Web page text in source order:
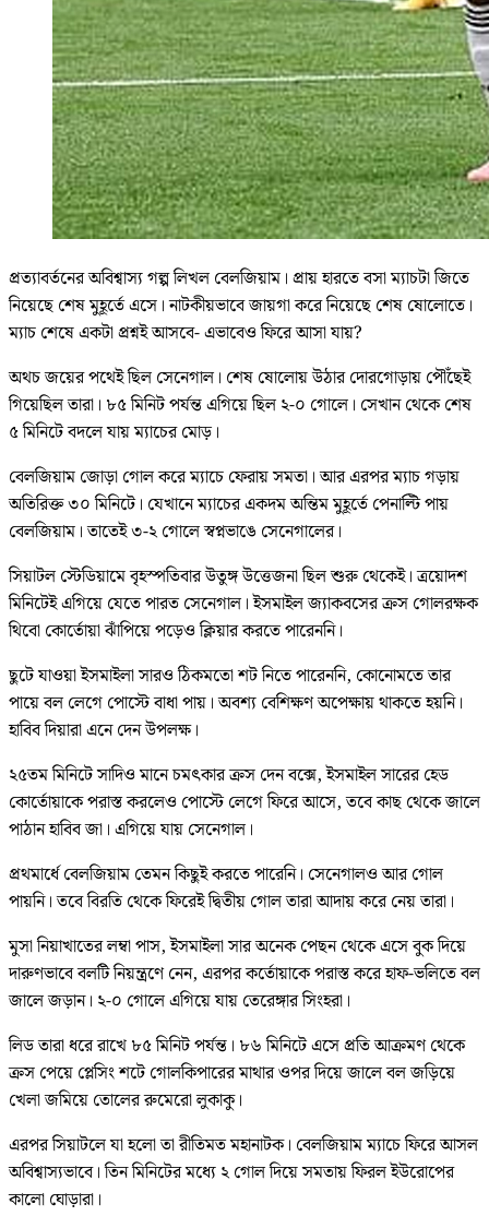
প্রত্যাবর্তনের অবিশ্বাস্য গল্প লিখল বেলজিয়াম। প্রায় হারতে বসা ম্যাচটা জিতে
নিয়েছে শেষ মুহূর্তে এসে। নাটকীয়ভাবে জায়গা করে নিয়েছে শেষ ষোলোতে।
ম্যাচ শেষে একটা প্রশ্নই আসবে- এভাবেও ফিরে আসা যায়?
অথচ জয়ের পথেই ছিল সেনেগাল। শেষ ষোলোয় উঠার দোরগোড়ায় পৌঁছেই
গিয়েছিল তারা। ৮৫ মিনিট পর্যন্ত এগিয়ে ছিল ২-০ গোলে। সেখান থেকে শেষ
৫ মিনিটে বদলে যায় ম্যাচের মোড়।
বেলজিয়াম জোড়া গোল করে ম্যাচে ফেরায় সমতা। আর এরপর ম্যাচ গড়ায়
অতিরিক্ত ৩০ মিনিটে। যেখানে ম্যাচের একদম অন্তিম মুহূর্তে পেনাল্টি পায়
বেলজিয়াম। তাতেই ৩-২ গোলে স্বপ্নভাঙে সেনেগালের।
সিয়াটল স্টেডিয়ামে বৃহস্পতিবার উতুঙ্গ উত্তেজনা ছিল শুরু থেকেই। ত্রয়োদশ
মিনিটেই এগিয়ে যেতে পারত সেনেগাল। ইসমাইল জ্যাকবসের ক্রস গোলরক্ষক
থিবো কোর্তোয়া ঝাঁপিয়ে পড়েও ক্লিয়ার করতে পারেননি।
ছুটে যাওয়া ইসমাইলা সারও ঠিকমতো শট নিতে পারেননি, কোনোমতে তার
পায়ে বল লেগে পোস্টে বাধা পায়। অবশ্য বেশিক্ষণ অপেক্ষায় থাকতে হয়নি।
হাবিব দিয়ারা এনে দেন উপলক্ষ।
২৫তম মিনিটে সাদিও মানে চমৎকার ক্রস দেন বক্সে, ইসমাইল সারের হেড
কোর্তোয়াকে পরাস্ত করলেও পোস্টে লেগে ফিরে আসে, তবে কাছ থেকে জালে
পাঠান হাবিব জা। এগিয়ে যায় সেনেগাল।
প্রথমার্ধে বেলজিয়াম তেমন কিছুই করতে পারেনি। সেনেগালও আর গোল
পায়নি। তবে বিরতি থেকে ফিরেই দ্বিতীয় গোল তারা আদায় করে নেয় তারা।
মুসা নিয়াখাতের লম্বা পাস, ইসমাইলা সার অনেক পেছন থেকে এসে বুক দিয়ে
দারুণভাবে বলটি নিয়ন্ত্রণে নেন, এরপর কর্তোয়াকে পরাস্ত করে হাফ-ভলিতে বল
জালে জড়ান। ২-০ গোলে এগিয়ে যায় তেরেঙ্গার সিংহরা।
লিড তারা ধরে রাখে ৮৫ মিনিট পর্যন্ত। ৮৬ মিনিটে এসে প্রতি আক্রমণ থেকে
ক্রস পেয়ে প্লেসিং শটে গোলকিপারের মাথার ওপর দিয়ে জালে বল জড়িয়ে
খেলা জমিয়ে তোলের রুমেরো লুকাকু।
এরপর সিয়াটলে যা হলো তা রীতিমত মহানাটক। বেলজিয়াম ম্যাচে ফিরে আসল
অবিশ্বাস্যভাবে। তিন মিনিটের মধ্যে ২ গোল দিয়ে সমতায় ফিরল ইউরোপের
কালো ঘোড়ারা।